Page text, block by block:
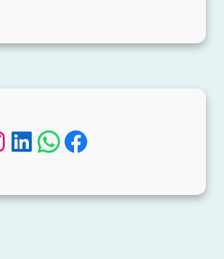
LinkedIn WhatsApp Facebook